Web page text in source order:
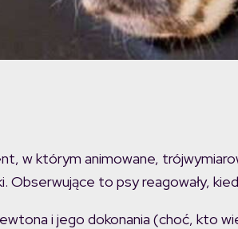
w którym animowane,
Obserwujące to psy reagowały,
i jego dokonania (choć, kto